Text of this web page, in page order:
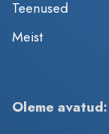
Teenused
Meist
Oleme avatud: